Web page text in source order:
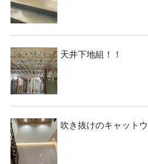
天井下地組！！
吹き抜けのキャット